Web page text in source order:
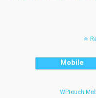
Mobile
WPtouch